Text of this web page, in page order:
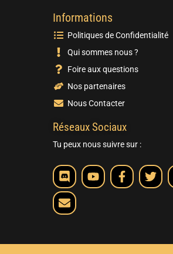
Informations
Politiques de Confidentialité
Qui sommes nous ?
Foire aux questions
Nos partenaires
Nous Contacter
Réseaux Sociaux
Tu peux nous suivre sur :